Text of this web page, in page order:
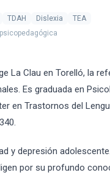
TDAH Dislexia
TEA
La Clau en Torelló, la
Es graduada en
en Trastornos del
y depresión
por su profundo